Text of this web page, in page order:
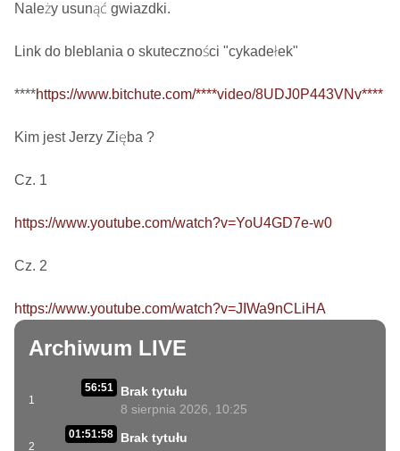
Należy usunąć gwiazdki.
Link do bleblania o skuteczności "cykadełek"
****https://www.bitchute.com/****video/8UDJ0P443VNv****
Kim jest Jerzy Zięba ?
Cz. 1
https://www.youtube.com/watch?v=YoU4GD7e-w0
Cz. 2
https://www.youtube.com/watch?v=JIWa9nCLiHA
Archiwum LIVE
1
56:51
Brak tytułu
8 sierpnia 2026, 10:25
2
01:51:58
Brak tytułu